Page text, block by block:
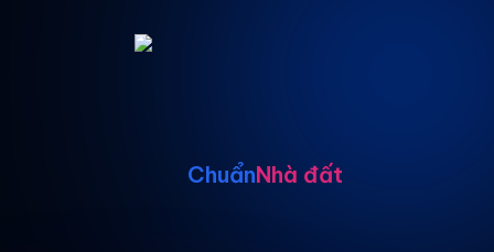
làm văn phong, nếu muộn đập đi xây tào nhà CHDV..
quanh không cần phải nói đến, cơ hội duy nhất để sở
sữu nhà khu Thảo Điền với giá hơn 30 tỷ.. rất tiện di
ChuẩnNhà đất